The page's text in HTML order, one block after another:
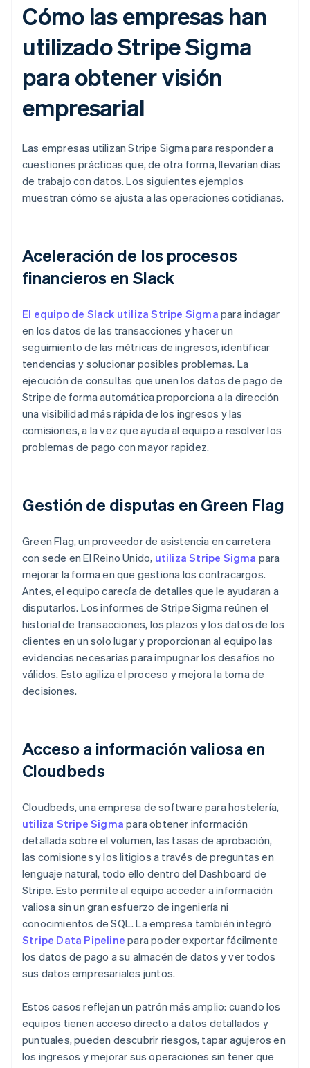
Cómo las empresas han
utilizado Stripe Sigma
para obtener visión
empresarial
Las empresas utilizan Stripe Sigma para responder a
cuestiones prácticas que, de otra forma, llevarían días
de trabajo con datos. Los siguientes ejemplos
muestran cómo se ajusta a las operaciones cotidianas.
Aceleración de los procesos
financieros en Slack
El equipo de Slack utiliza Stripe Sigma para indagar
en los datos de las transacciones y hacer un
seguimiento de las métricas de ingresos, identificar
tendencias y solucionar posibles problemas. La
ejecución de consultas que unen los datos de pago de
Stripe de forma automática proporciona a la dirección
una visibilidad más rápida de los ingresos y las
comisiones, a la vez que ayuda al equipo a resolver los
problemas de pago con mayor rapidez.
Gestión de disputas en Green Flag
Green Flag, un proveedor de asistencia en carretera
con sede en El Reino Unido, utiliza Stripe Sigma para
mejorar la forma en que gestiona los contracargos.
Antes, el equipo carecía de detalles que le ayudaran a
disputarlos. Los informes de Stripe Sigma reúnen el
historial de transacciones, los plazos y los datos de los
clientes en un solo lugar y proporcionan al equipo las
evidencias necesarias para impugnar los desafíos no
válidos. Esto agiliza el proceso y mejora la toma de
decisiones.
Acceso a información valiosa en
Cloudbeds
Cloudbeds, una empresa de software para hostelería,
utiliza Stripe Sigma para obtener información
detallada sobre el volumen, las tasas de aprobación,
las comisiones y los litigios a través de preguntas en
lenguaje natural, todo ello dentro del Dashboard de
Stripe. Esto permite al equipo acceder a información
valiosa sin un gran esfuerzo de ingeniería ni
conocimientos de SQL. La empresa también integró
Stripe Data Pipeline para poder exportar fácilmente
los datos de pago a su almacén de datos y ver todos
sus datos empresariales juntos.
Estos casos reflejan un patrón más amplio: cuando los
equipos tienen acceso directo a datos detallados y
puntuales, pueden descubrir riesgos, tapar agujeros en
los ingresos y mejorar sus operaciones sin tener que